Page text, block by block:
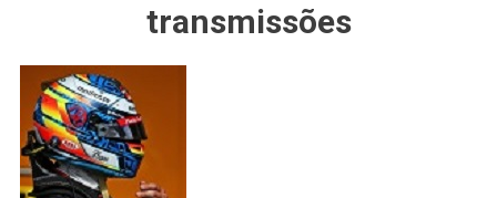
transmissões